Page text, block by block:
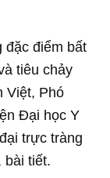
đặc điểm bất
tiêu chảy
Việt, Phó
Đại học Y
trực tràng
bài tiết.